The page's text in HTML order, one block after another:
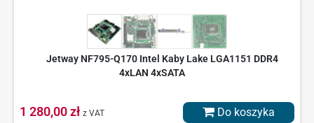
Jetway NF795-Q170 Intel Kaby Lake LGA1151 DDR4
4xLAN 4xSATA
1 280,00 zł z VAT Do koszyka